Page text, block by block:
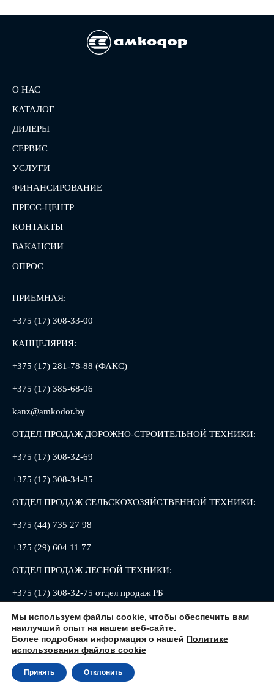
О НАС
КАТАЛОГ
ДИЛЕРЫ
СЕРВИС
УСЛУГИ
ФИНАНСИРОВАНИЕ
ПРЕСС-ЦЕНТР
КОНТАКТЫ
ВАКАНСИИ
ОПРОС
ПРИЕМНАЯ:
+375 (17) 308-33-00
КАНЦЕЛЯРИЯ:
+375 (17) 281-78-88 (ФАКС)
+375 (17) 385-68-06
kanz@amkodor.by
ОТДЕЛ ПРОДАЖ ДОРОЖНО-СТРОИТЕЛЬНОЙ ТЕХНИКИ:
+375 (17) 308-32-69
+375 (17) 308-34-85
ОТДЕЛ ПРОДАЖ СЕЛЬСКОХОЗЯЙСТВЕННОЙ ТЕХНИКИ:
+375 (44) 735 27 98
+375 (29) 604 11 77
ОТДЕЛ ПРОДАЖ ЛЕСНОЙ ТЕХНИКИ:
+375 (17) 308-32-75 отдел продаж РБ
+375 (17) 308-32-88 отдел продаж РФ
220013, Республика Беларусь, г. Минск, ул. Петруся Бровки, 8
Мы используем файлы cookie, чтобы обеспечить вам
наилучший опыт на нашем веб-сайте.
Более подробная информация о нашей Политике
использования файлов cookie
Принять Отклонить